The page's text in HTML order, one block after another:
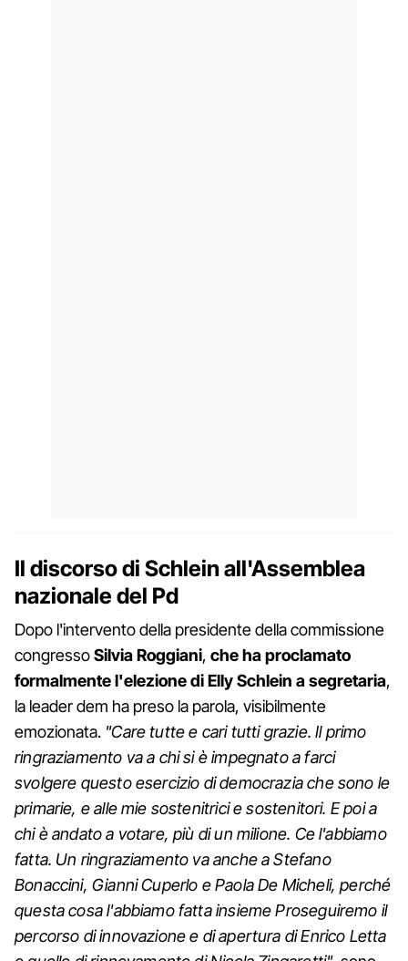
Il discorso di Schlein all'Assemblea
nazionale del Pd
Dopo l'intervento della presidente della commissione
congressoSilvia Roggiani, che ha proclamato
formalmente l'elezione di Elly Schlein a segretaria,
la leader dem ha preso la parola, visibilmente
emozionata. "Care tutte e cari tutti grazie. Il primo
ringraziamento va a chi si è impegnato a farci
svolgere questo esercizio di democrazia che sono le
primarie, e alle mie sostenitrici e sostenitori. E poi a
chi è andato a votare, più di un milione. Ce l'abbiamo
fatta. Un ringraziamento va anche a Stefano
Bonaccini, Gianni Cuperlo e Paola De Micheli, perché
questa cosa l'abbiamo fatta insieme Proseguiremo il
percorso di innovazione e di apertura di Enrico Letta